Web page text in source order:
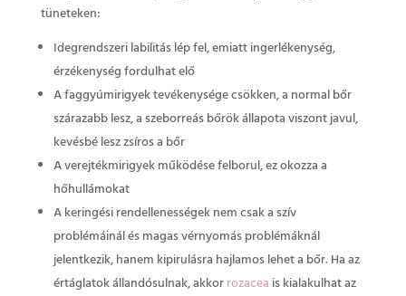
tüneteken:
Idegrendszeri labilitás lép fel, emiatt ingerlékenység,
érzékenység fordulhat elő
A faggyúmirigyek tevékenysége csökken, a normal bőr
szárazabb lesz, a szeborreás bőrök állapota viszont javul,
kevésbé lesz zsíros a bőr
A verejtékmirigyek működése felborul, ez okozza a
hőhullámokat
A keringési rendellenességek nem csak a szív
problémáinál és magas vérnyomás problémáknál
jelentkezik, hanem kipirulásra hajlamos lehet a bőr. Ha az
értáglatok állandósulnak, akkorrozacea is kialakulhat az